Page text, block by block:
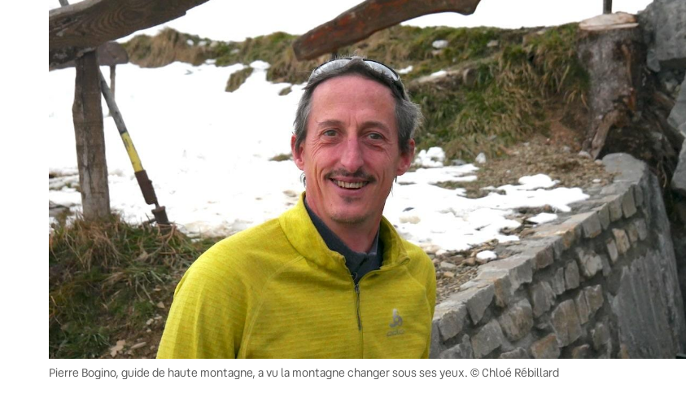
Pierre Bogino, guide de haute montagne, a vu la montagne changer sous ses yeux. © Chloé Rébillard